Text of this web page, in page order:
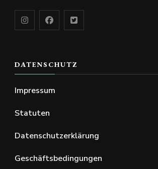
DATENSCHUTZ
Impressum
Statuten
Datenschutzerklärung
Geschäftsbedingungen